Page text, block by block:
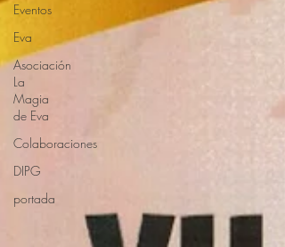
Eventos
Eva
Asociación
La
Magia
de Eva
Colaboraciones
DIPG
portada